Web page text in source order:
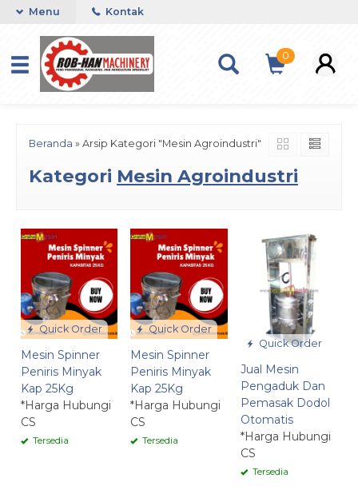
Menu Kontak
0
Beranda » Arsip Kategori "Mesin Agroindustri"
Kategori Mesin Agroindustri
Quick Order
Mesin Spinner
Peniris Minyak
Kap 25Kg
*Harga Hubungi
CS
Tersedia
Quick Order
Mesin Spinner
Peniris Minyak
Kap 25Kg
*Harga Hubungi
CS
Tersedia
Quick Order
Jual Mesin
Pengaduk Dan
Pemasak Dodol
Otomatis
*Harga Hubungi
CS
Tersedia